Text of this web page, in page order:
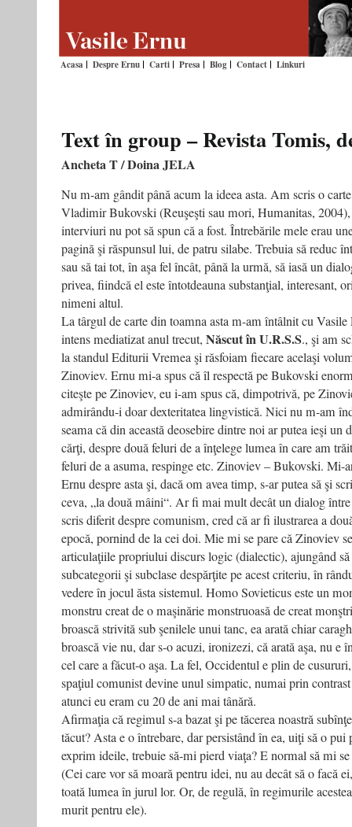
Acasa Despre Ernu Carti Presa Blog Contact Linkuri
Text în group – Revista Tomis,
Ancheta T / Doina JELA
Nu m-am gândit până acum la ideea asta. Am scris o
Vladimir Bukovski (Reuşeşti sau mori, Humanitas,
interviuri nu pot să spun că a fost. Întrebările mele erau
pagină şi răspunsul lui, de patru silabe. Trebuia să reduc
sau să tai tot, în aşa fel încât, până la urmă, să iasă un
privea, fiindcă el este întotdeauna substanţial, interesant,
nimeni altul.
La târgul de carte din toamna asta m-am întâlnit cu
intens mediatizat anul trecut, Născut în U.R.S.S., şi am
la standul Editurii Vremea şi răsfoiam fiecare acelaşi
Zinoviev. Ernu mi-a spus că îl respectă pe Bukovski
citeşte pe Zinoviev, eu i-am spus că, dimpotrivă, pe
admirându-i doar dexteritatea lingvistică. Nici nu m-am
seama că din această deosebire dintre noi ar putea ieşi
cărţi, despre două feluri de a înţelege lumea în care am
feluri de a asuma, respinge etc. Zinoviev – Bukovski. Mi-
Ernu despre asta şi, dacă om avea timp, s-ar putea să şi
ceva, „la două mâini“. Ar fi mai mult decât un dialog între
scris diferit despre comunism, cred că ar fi ilustrarea a
epocă, pornind de la cei doi. Mie mi se pare că Zinoviev
articulaţiile propriului discurs logic (dialectic), ajungând
subcategorii şi subclase despărţite pe acest criteriu, în
vedere în jocul ăsta sistemul. Homo Sovieticus este un
monstru creat de o maşinărie monstruoasă de creat
broască strivită sub şenilele unui tanc, ea arată chiar
broască vie nu, dar s-o acuzi, ironizezi, că arată aşa, nu e
cel care a făcut-o aşa. La fel, Occidentul e plin de
spaţiul comunist devine unul simpatic, numai prin
atunci eu eram cu 20 de ani mai tânără.
Afirmaţia că regimul s-a bazat şi pe tăcerea noastră
tăcut? Asta e o întrebare, dar persistând în ea, uiţi să o pui
exprim ideile, trebuie să-mi pierd viaţa? E normal să mi
(Cei care vor să moară pentru idei, nu au decât să o facă
toată lumea în jurul lor. Or, de regulă, în regimurile
murit pentru ele).